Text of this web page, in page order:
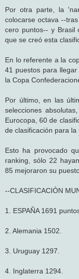
Por otra parte, la
colocarse octava --
cero puntos-- y Brasil
que se creó esta
En lo referente a la
41 puestos para
la Copa
Por último, en las
selecciones
Eurocopa, 60 de
de clasificación para la
Esto ha provocado
ranking, sólo 22
85 mejoraron su
--CLASIFICACIÓN
1. ESPAÑA 1691
2. Alemania 1502.
3. Uruguay 1297.
4. Inglaterra 1294.